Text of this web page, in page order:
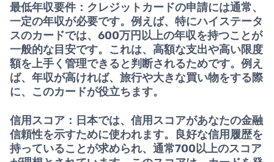
最低年収要件： クレジットカードの申請には通常、
一定の年収が必要です。例えば、特にハイステータ
スのカードでは、 600万円以上の年収を持つことが
一般的な目安です。これは、高額な支出や高い限度
額を上手く管理できると判断されるためです。例え
ば、年収が高ければ、旅行や大きな買い物をする際
に、このカードが役立ちます。
信用スコア： 日本では、信用スコアがあなたの金融
信頼性を示すために使われます。良好な信用履歴を
持っていることが求められ、通常700以上のスコア